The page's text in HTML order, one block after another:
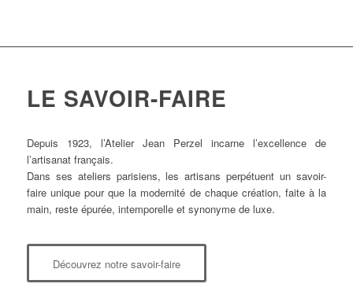
LE SAVOIR-FAIRE
Depuis 1923, l’Atelier Jean Perzel incarne l’excellence de
l’artisanat français.
Dans ses ateliers parisiens, les artisans perpétuent un savoir-
faire unique pour que la modernité de chaque création, faite à la
main, reste épurée, intemporelle et synonyme de luxe.
Découvrez notre savoir-faire